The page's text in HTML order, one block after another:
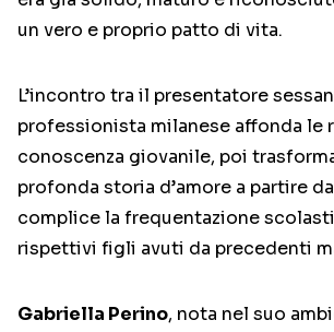
un vero e proprio patto di vita.
L’incontro tra il presentatore
professionista milanese affonda le
conoscenza giovanile, poi
profonda storia d’amore a partire
complice la frequentazione
rispettivi figli avuti da precedenti
Gabriella Perino, nota nel suo